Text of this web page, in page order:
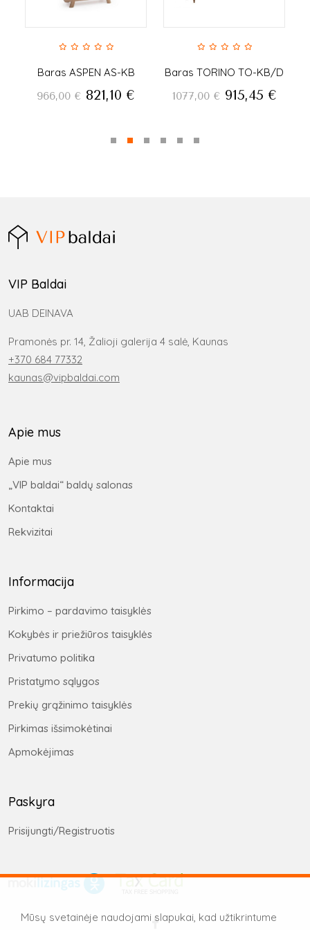
Baras ASPEN AS-KB
966,00 € 821,10 €
Baras TORINO TO-KB/D
1077,00 € 915,45 €
VIP Baldai
UAB DEINAVA
Pramonės pr. 14, Žalioji galerija 4 salė, Kaunas
+370 684 77332
kaunas@vipbaldai.com
Apie mus
Apie mus
„VIP baldai“ baldų salonas
Kontaktai
Rekvizitai
Informacija
Pirkimo – pardavimo taisyklės
Kokybės ir priežiūros taisyklės
Privatumo politika
Pristatymo sąlygos
Prekių grąžinimo taisyklės
Pirkimas išsimokėtinai
Apmokėjimas
Paskyra
Prisijungti/Registruotis
Mūsų svetainėje naudojami slapukai, kad užtikrintume